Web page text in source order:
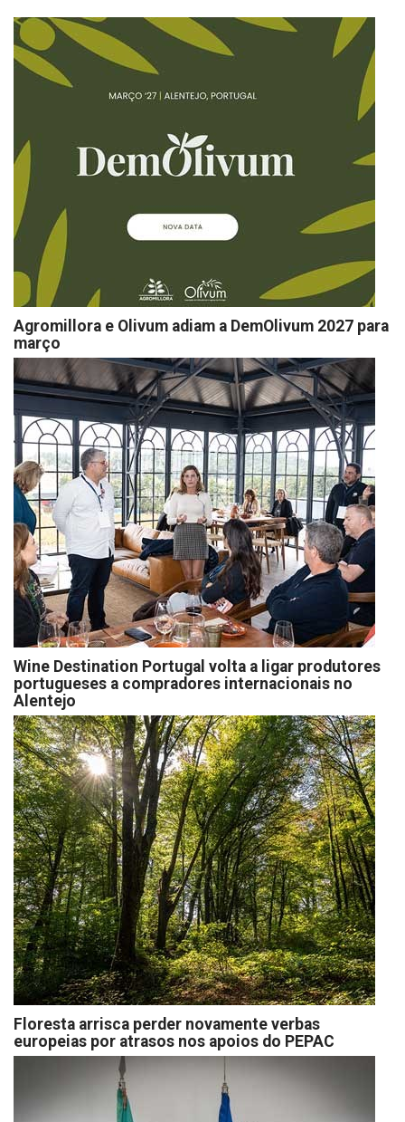
Agromillora e Olivum adiam a DemOlivum 2027 para
março
Wine Destination Portugal volta a ligar produtores
portugueses a compradores internacionais no
Alentejo
Floresta arrisca perder novamente verbas
europeias por atrasos nos apoios do PEPAC